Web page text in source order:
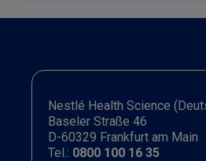
Nestlé Health Science
Baseler Straße 46
D-60329 Frankfurt am Main
Tel.: 0800 100 16 35